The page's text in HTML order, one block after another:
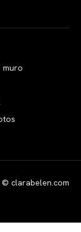
muro
clarabelen.com